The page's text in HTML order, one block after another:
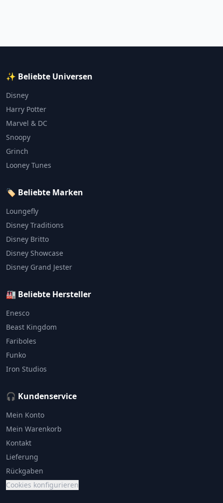
✨ Beliebte Universen
Disney
Harry Potter
Marvel & DC
Snoopy
Grinch
Looney Tunes
🏷️ Beliebte Marken
Loungefly
Disney Traditions
Disney Britto
Disney Showcase
Disney Grand Jester
🏭 Beliebte Hersteller
Enesco
Beast Kingdom
Fariboles
Funko
Iron Studios
🎧 Kundenservice
Mein Konto
Mein Warenkorb
Kontakt
Lieferung
Rückgaben
Cookies konfigurieren